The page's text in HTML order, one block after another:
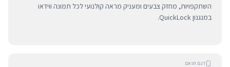
השתקפויות, מחזק צבעים ומעניק מראה קולנועי לכל תמונה ווידאו
במנגנון QuickLock.
דגם תואם